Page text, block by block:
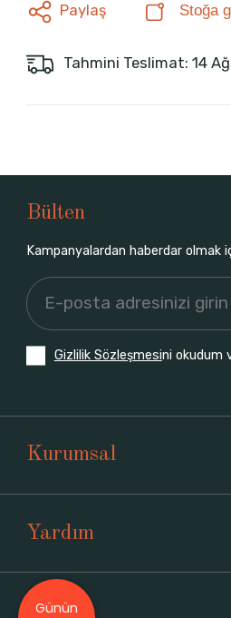
Paylaş Stoğa
Tahmini Teslimat: 14
Bülten
Kampanyalardan haberdar olmak
Gizlilik Sözleşmesini okudum
Kurumsal
Yardım
Üyelik
Günün